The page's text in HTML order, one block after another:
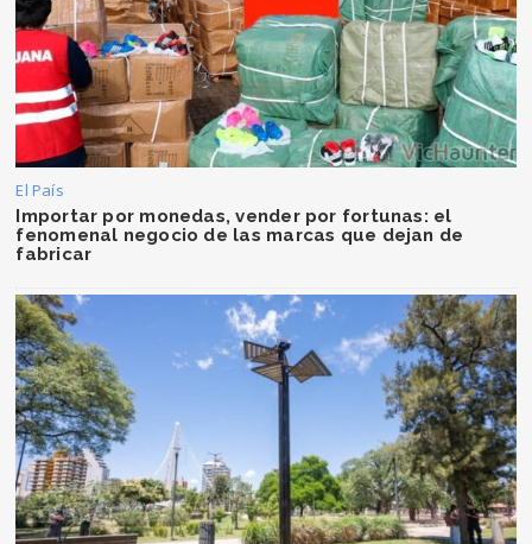
El País
Importar por monedas, vender por fortunas: el
fenomenal negocio de las marcas que dejan de
fabricar